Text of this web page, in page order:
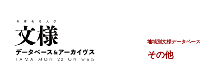
地域別文様データベース
その他